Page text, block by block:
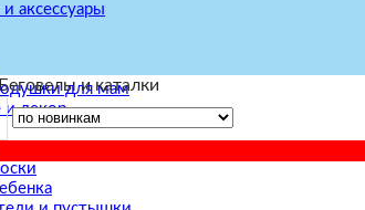
аксессуары
для мам
и декор
и каталки